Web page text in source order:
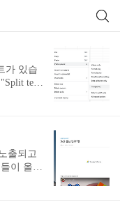
가 있습
text
어갑니
들을 가
습니다.
고 싶
"Trans
바뀐 상
출되고
이 올라
발생하